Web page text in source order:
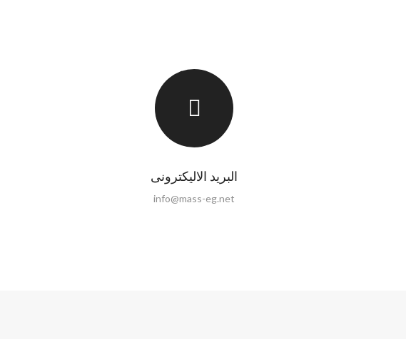
البريد الاليكترونى
info@mass-eg.net